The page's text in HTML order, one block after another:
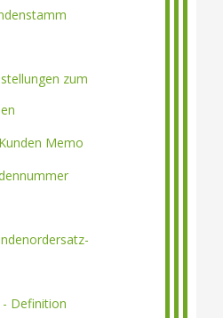
zum
Memo
- Definition